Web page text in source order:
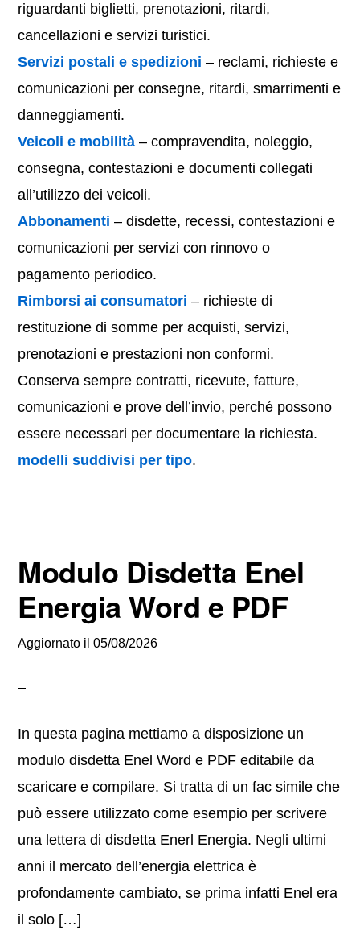
riguardanti biglietti, prenotazioni, ritardi,
cancellazioni e servizi turistici.
Servizi postali e spedizioni – reclami, richieste e
comunicazioni per consegne, ritardi, smarrimenti e
danneggiamenti.
Veicoli e mobilità – compravendita, noleggio,
consegna, contestazioni e documenti collegati
all’utilizzo dei veicoli.
Abbonamenti – disdette, recessi, contestazioni e
comunicazioni per servizi con rinnovo o
pagamento periodico.
Rimborsi ai consumatori – richieste di
restituzione di somme per acquisti, servizi,
prenotazioni e prestazioni non conformi.
Conserva sempre contratti, ricevute, fatture,
comunicazioni e prove dell’invio, perché possono
essere necessari per documentare la richiesta.
modelli suddivisi per tipo.
Modulo Disdetta Enel
Energia Word e PDF
Aggiornato il05/08/2026
In questa pagina mettiamo a disposizione un
modulo disdetta Enel Word e PDF editabile da
scaricare e compilare. Si tratta di un fac simile che
può essere utilizzato come esempio per scrivere
una lettera di disdetta Enerl Energia. Negli ultimi
anni il mercato dell’energia elettrica è
profondamente cambiato, se prima infatti Enel era
il solo […]